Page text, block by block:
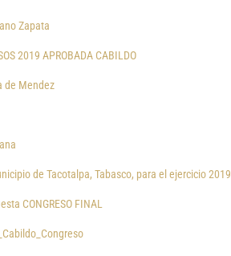
Zapata
2019 APROBADA CABILDO
de Mendez
de Tacotalpa, Tabasco, para el ejercicio 2019
CONGRESO FINAL